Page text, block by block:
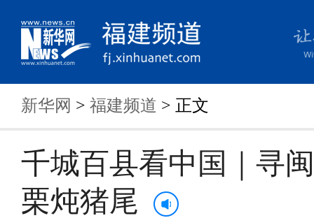
新华网 > 福建频道 > 正文
千城百县看中国｜寻
栗炖猪尾